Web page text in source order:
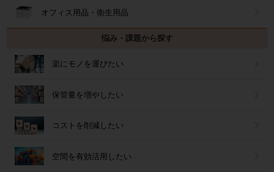
オフィス用品・衛生用品
悩み・課題から探す
楽にモノを運びたい
保管量を増やしたい
コストを削減したい
空間を有効活用したい